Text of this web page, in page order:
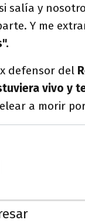
salía y
Y me
defensor del
vivo y
a morir